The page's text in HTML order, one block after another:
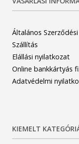
Általános
Szállítás
Elállási nyilatkozat
Online bankkártyás
Adatvédelmi
KIEMELT